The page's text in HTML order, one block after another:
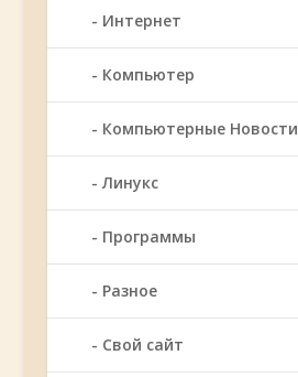
Интернет
Компьютер
Компьютерные Новости
Линукс
Программы
Разное
Свой сайт